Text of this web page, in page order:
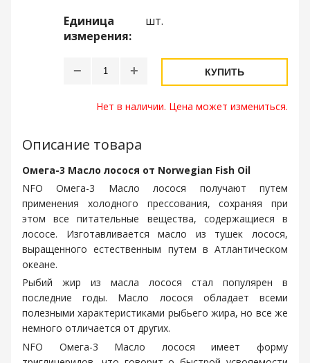
Единица
измерения:
шт.
− + КУПИТЬ
Нет в наличии. Цена может измениться.
Описание товара
Омега-3 Масло лосося от Norwegian Fish Oil
NFO Омега-3 Масло лосося получают путем
применения холодного прессования, сохраняя при
этом все питательные вещества, содержащиеся в
лососе. Изготавливается масло из тушек лосося,
выращенного естественным путем в Атлантическом
океане.
Рыбий жир из масла лосося стал популярен в
последние годы. Масло лосося обладает всеми
полезными характеристиками рыбьего жира, но все же
немного отличается от других.
NFO Омега-3 Масло лосося имеет форму